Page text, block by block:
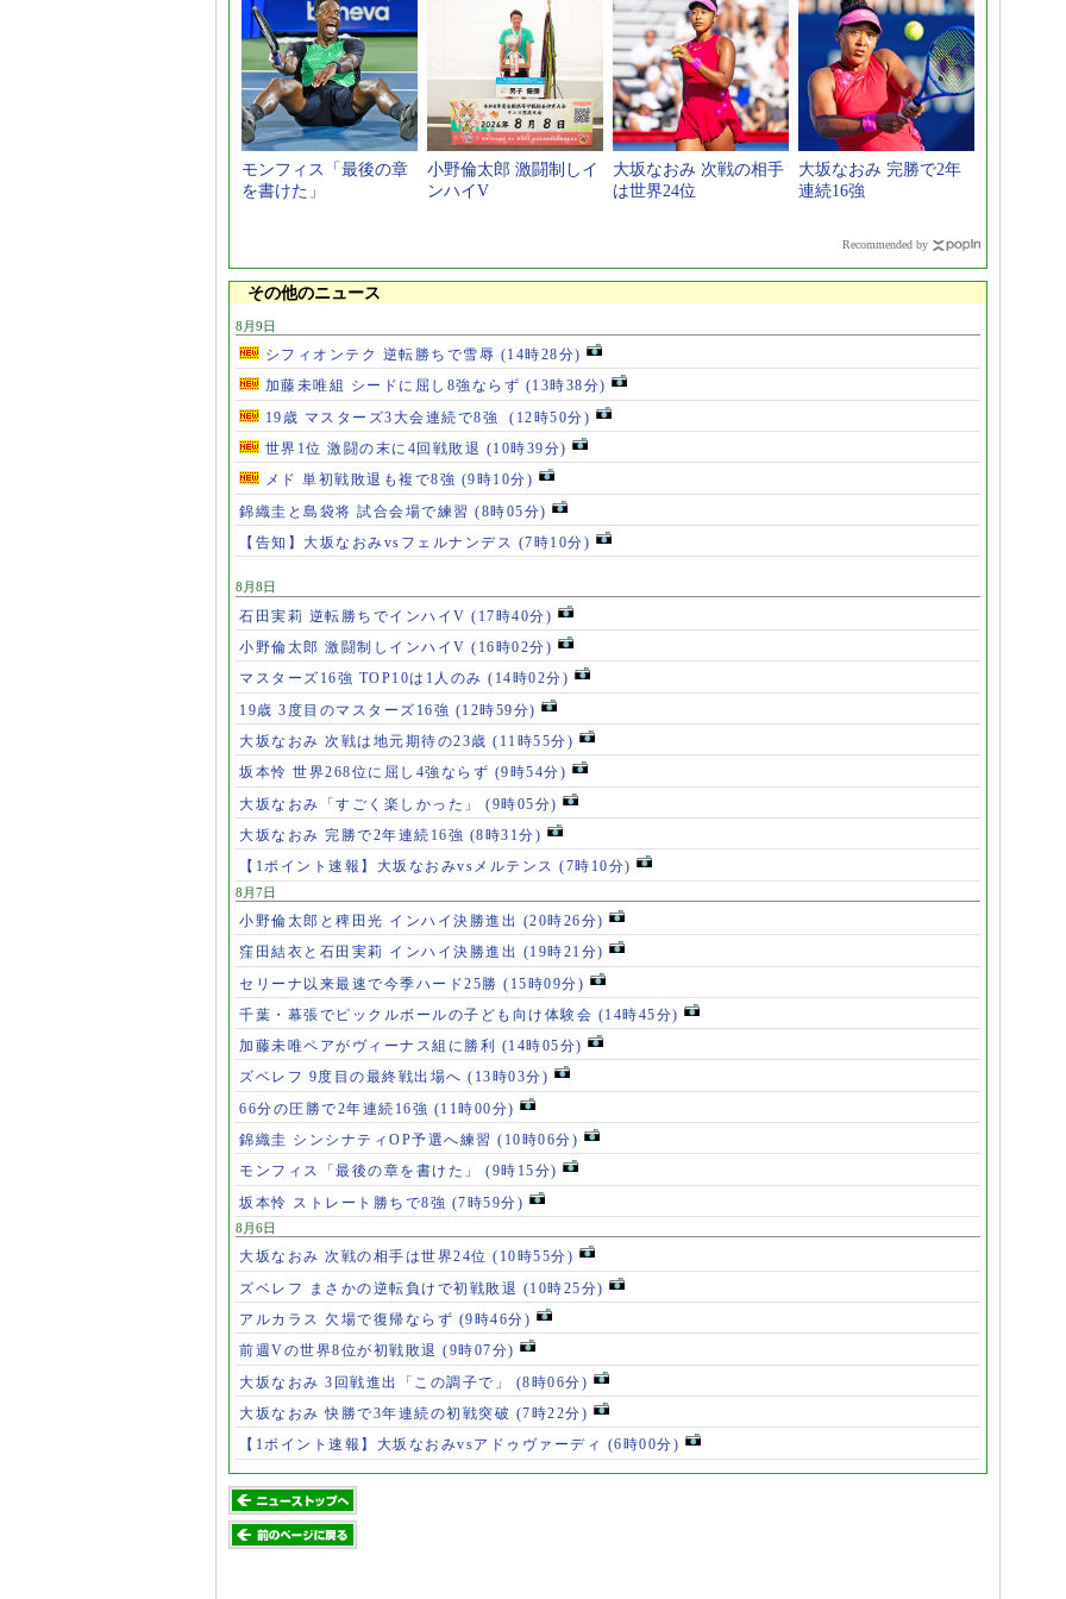
モンフィス「最後の章
を書けた」
小野倫太郎 激闘制しイ
ンハイV
大坂なおみ 次戦の相手
は世界24位
大坂なおみ 完勝で2年
連続16強
Recommended by
その他のニュース
8月9日
シフィオンテク 逆転勝ちで雪辱 (14時28分)
加藤未唯組 シードに屈し8強ならず (13時38分)
19歳 マスターズ3大会連続で8強 (12時50分)
世界1位 激闘の末に4回戦敗退 (10時39分)
メド 単初戦敗退も複で8強 (9時10分)
錦織圭と島袋将 試合会場で練習 (8時05分)
【告知】大坂なおみvsフェルナンデス (7時10分)
8月8日
石田実莉 逆転勝ちでインハイV (17時40分)
小野倫太郎 激闘制しインハイV (16時02分)
マスターズ16強 TOP10は1人のみ (14時02分)
19歳 3度目のマスターズ16強 (12時59分)
大坂なおみ 次戦は地元期待の23歳 (11時55分)
坂本怜 世界268位に屈し4強ならず (9時54分)
大坂なおみ「すごく楽しかった」 (9時05分)
大坂なおみ 完勝で2年連続16強 (8時31分)
【1ポイント速報】大坂なおみvsメルテンス (7時10分)
8月7日
小野倫太郎と稗田光 インハイ決勝進出 (20時26分)
窪田結衣と石田実莉 インハイ決勝進出 (19時21分)
セリーナ以来最速で今季ハード25勝 (15時09分)
千葉・幕張でピックルボールの子ども向け体験会 (14時45分)
加藤未唯ペアがヴィーナス組に勝利 (14時05分)
ズベレフ 9度目の最終戦出場へ (13時03分)
66分の圧勝で2年連続16強 (11時00分)
錦織圭 シンシナティOP予選へ練習 (10時06分)
モンフィス「最後の章を書けた」 (9時15分)
坂本怜 ストレート勝ちで8強 (7時59分)
8月6日
大坂なおみ 次戦の相手は世界24位 (10時55分)
ズベレフ まさかの逆転負けで初戦敗退 (10時25分)
アルカラス 欠場で復帰ならず (9時46分)
前週Vの世界8位が初戦敗退 (9時07分)
大坂なおみ 3回戦進出「この調子で」 (8時06分)
大坂なおみ 快勝で3年連続の初戦突破 (7時22分)
【1ポイント速報】大坂なおみvsアドゥヴァーディ (6時00分)